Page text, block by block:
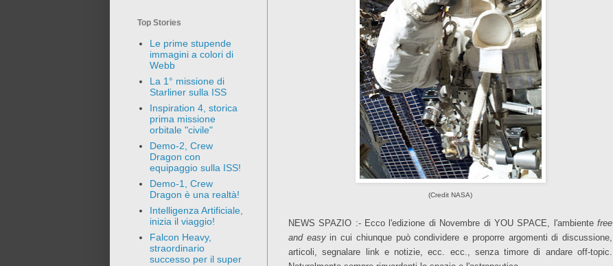
(Credit NASA)
NEWS SPAZIO :- Ecco l'edizione di Novembre di YOU SPACE, l'ambiente free
and easyin cui chiunque può condividere e proporre argomenti di discussione,
articoli, segnalare link e notizie, ecc. ecc., senza timore di andare off-topic.
Top Stories
Le prime stupende
immagini a colori di
Webb
La 1° missione di
Starliner sulla ISS
Inspiration 4, storica
prima missione
orbitale "civile"
Demo-2, Crew
Dragon con
equipaggio sulla ISS!
Demo-1, Crew
Dragon è una realtà!
Intelligenza Artificiale,
inizia il viaggio!
Falcon Heavy,
straordinario
successo per il super